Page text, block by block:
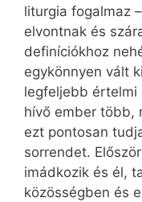
liturgia fogalmaz
elvontnak és
definíciókhoz
egykönnyen vált
legfeljebb értelmi
hívő ember több,
ezt pontosan
sorrendet.
imádkozik és él,
közösségben és